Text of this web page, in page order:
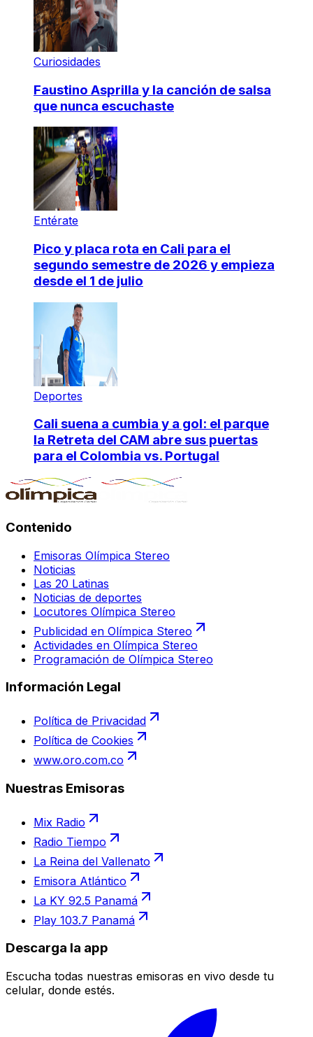
Curiosidades
Faustino Asprilla y la canción de salsa
que nunca escuchaste
Entérate
Pico y placa rota en Cali para el
segundo semestre de 2026 y empieza
desde el 1 de julio
Deportes
Cali suena a cumbia y a gol: el parque
la Retreta del CAM abre sus puertas
para el Colombia vs. Portugal
Contenido
Emisoras Olímpica Stereo
Noticias
Las 20 Latinas
Noticias de deportes
Locutores Olímpica Stereo
Publicidad en Olímpica Stereo
Actividades en Olímpica Stereo
Programación de Olímpica Stereo
Información Legal
Política de Privacidad
Política de Cookies
www.oro.com.co
Nuestras Emisoras
Mix Radio
Radio Tiempo
La Reina del Vallenato
Emisora Atlántico
La KY 92.5 Panamá
Play 103.7 Panamá
Descarga la app
Escucha todas nuestras emisoras en vivo desde tu
celular, donde estés.